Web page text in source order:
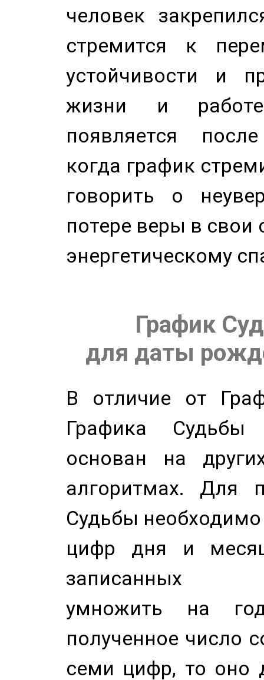
человек
стремится к
устойчивости и
жизни и
появляется
когда график
говорить о
потере веры в свои
энергетическому
График
для даты
В отличие от
Графика
основан на
алгоритмах. Для
Судьбы
цифр дня и
записанных
умножить на
полученное число
семи цифр, то оно